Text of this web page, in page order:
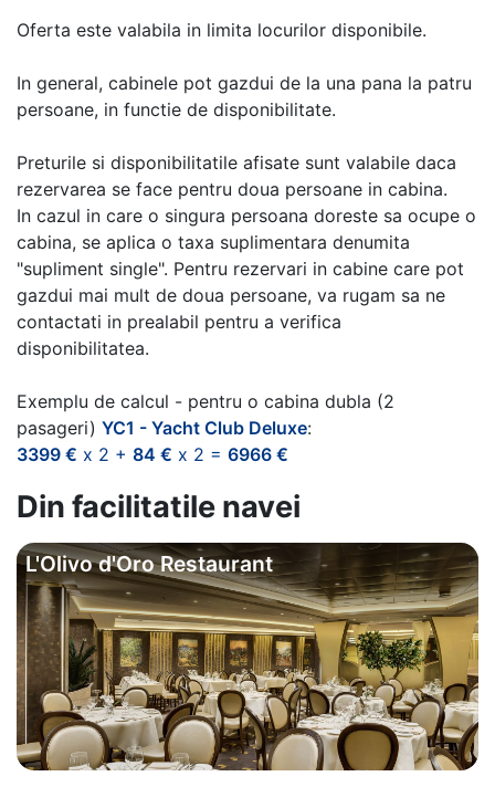
Oferta este valabila in limita locurilor disponibile.
In general, cabinele pot gazdui de la una pana la patru
persoane, in functie de disponibilitate.
Preturile si disponibilitatile afisate sunt valabile daca
rezervarea se face pentru doua persoane in cabina.
In cazul in care o singura persoana doreste sa ocupe o
cabina, se aplica o taxa suplimentara denumita
"supliment single". Pentru rezervari in cabine care pot
gazdui mai mult de doua persoane, va rugam sa ne
contactati in prealabil pentru a verifica
disponibilitatea.
Exemplu de calcul - pentru o cabina dubla (2
pasageri) YC1 - Yacht Club Deluxe:
3399 € x 2 + 84 € x 2 = 6966 €
Din facilitatile navei
L'Olivo d'Oro Restaurant